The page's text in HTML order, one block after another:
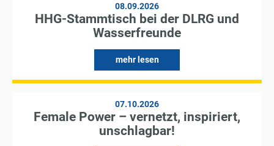
08.09.2026
HHG-Stammtisch bei der DLRG und
Wasserfreunde
mehr lesen
07.10.2026
Female Power – vernetzt, inspiriert,
unschlagbar!